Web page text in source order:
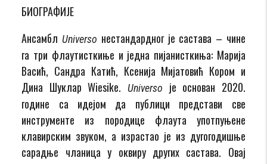
БИОГРАФИЈЕ
АнсамблUniverso нестандардног је састава – чине
га три флаутисткиње и једна пијанисткиња: Марија
Васић, Сандра Катић, Ксенија Мијатовић Кором и
Дина Шуклар Wiesike. Universo
је основан 2020.
године са идејом да публици представи све
инструменте из породице флаута употпуњене
клавирским звуком, а израстао је из дугогодишње
сарадње чланица у оквиру других састава. Овај